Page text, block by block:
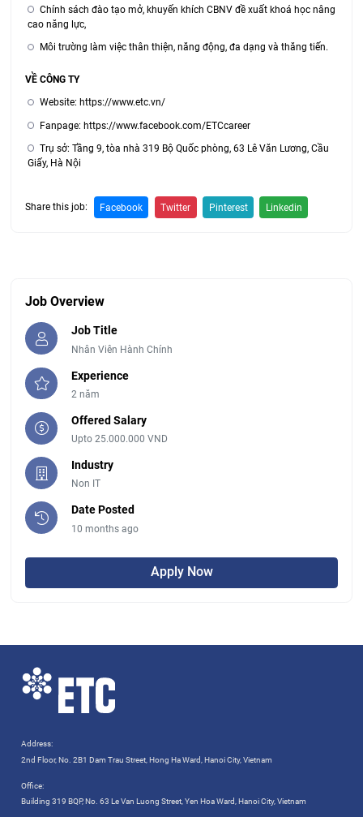
Chính sách đào tạo mở, khuyến khích CBNV đề xuất khoá học nâng
cao năng lực,
Môi trường làm việc thân thiện, năng động, đa dạng và thăng tiến.
VỀ CÔNG TY
Website: https://www.etc.vn/
Fanpage: https://www.facebook.com/ETCcareer
Trụ sở: Tầng 9, tòa nhà 319 Bộ Quốc phòng, 63 Lê Văn Lương, Cầu
Giấy, Hà Nội
Share this job: Facebook Twitter Pinterest Linkedin
Job Overview
Job Title
Nhân Viên Hành Chính
Experience
2 năm
Offered Salary
Upto 25.000.000 VND
Industry
Non IT
Date Posted
10 months ago
Apply Now
Address:
2nd Floor, No. 2B1 Dam Trau Street, Hong Ha Ward, Hanoi City, Vietnam
Office:
Building 319 BQP, No. 63 Le Van Luong Street, Yen Hoa Ward, Hanoi City, Vietnam